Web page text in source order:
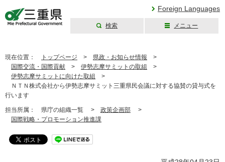
Foreign Languages
検索 メニュー
現在位置： トップページ > 県政・お知らせ情報 >
国際交流・国際貢献 > 伊勢志摩サミットの取組
>
伊勢志摩サミットに向けた取組
>
ＮＴＮ株式会社から伊勢志摩サミット三重県民会議に対する協賛の貸与式を
行います
担当所属： 県庁の組織一覧 > 政策企画部 >
国際戦略・プロモーション推進課